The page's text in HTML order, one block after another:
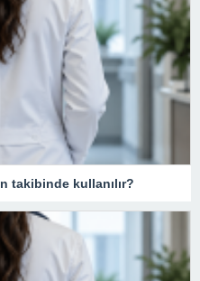
takibinde kullanılır?